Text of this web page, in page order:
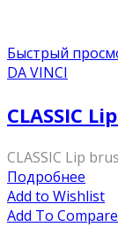
Быстрый
DA VINCI
CLASSIC
CLASSIC Lip
Подробнее
Add to Wishlist
Add To Compare